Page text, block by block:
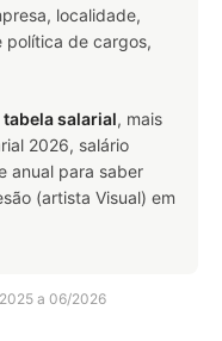
localidade,
política de cargos,
tabela salarial, mais
2026, salário
anual para saber
(artista Visual) em
a 06/2026